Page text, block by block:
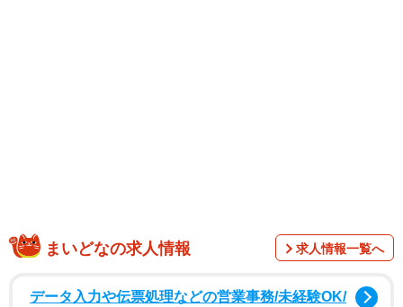
イドル衣装を着用した姿も公開しています。「絶対にやっ
バスシーンにも挑戦。ファンならずともたまらない特別感
まいどなの求人情報 求人情報一覧へ
データ入力や伝票処理などの営業事務/未経験OK/